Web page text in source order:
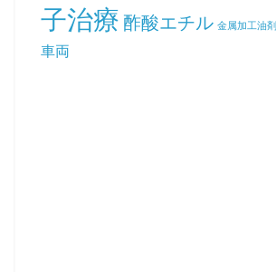
子治療 酢酸エチル 金属加工油剤
車両